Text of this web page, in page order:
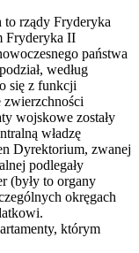
to rządy Fryderyka
Fryderyka II
państwa
według
się z funkcji
wojskowe zostały
władzę
Dyrektorium, zwanej
podlegały
(były to organy
okręgach
którym